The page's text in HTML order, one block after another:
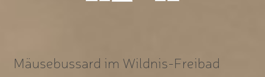
Mäusebussard im Wildnis-Freibad